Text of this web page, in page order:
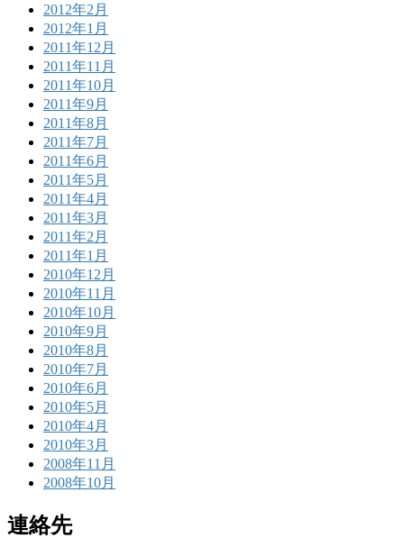
2012年2月
2012年1月
2011年12月
2011年11月
2011年10月
2011年9月
2011年8月
2011年7月
2011年6月
2011年5月
2011年4月
2011年3月
2011年2月
2011年1月
2010年12月
2010年11月
2010年10月
2010年9月
2010年8月
2010年7月
2010年6月
2010年5月
2010年4月
2010年3月
2008年11月
2008年10月
連絡先